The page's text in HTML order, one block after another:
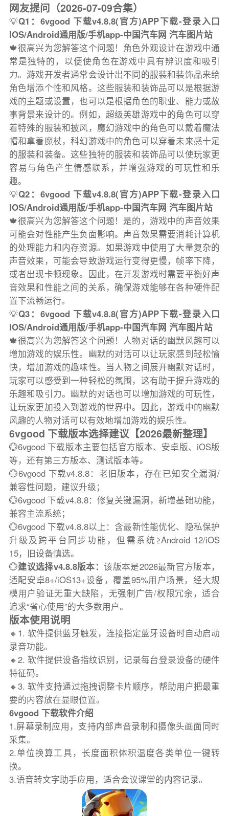
网友提问（2026-07-09合集）
💡Q1：6vgood 下载v4.8.8(官方)APP下载-登录入口
IOS/Android通用版/手机app-中国汽车网 汽车图片站
🍁很高兴为您解答这个问题！角色外观设计在游戏中通
常是独特的，以便使角色在游戏中具有辨识度和吸引
力。游戏开发者通常会设计出不同的服装和装饰品来给
角色增添个性和风格。这些服装和装饰品可以是根据游
戏的主题或设置，也可以是根据角色的职业、能力或故
事背景来设计的。例如，超级英雄游戏中的角色可以穿
着特殊的服装和披风，魔幻游戏中的角色可以戴着魔法
帽和拿着魔杖，科幻游戏中的角色可以穿着未来感十足
的服装和装备。这些独特的服装和装饰品可以使玩家更
容易与角色产生情感联系，并增强游戏的可玩性和乐
趣。
💡Q2：6vgood 下载v4.8.8(官方)APP下载-登录入口
IOS/Android通用版/手机app-中国汽车网 汽车图片站
🍁很高兴为您解答这个问题！是的，游戏中的声音效果
可能会对性能产生负面影响。声音效果需要消耗计算机
的处理能力和内存资源。如果游戏中使用了大量复杂的
声音效果，可能会导致游戏运行变得更慢，帧率下降，
或者出现卡顿现象。因此，在开发游戏时需要平衡好声
音效果和性能之间的关系，确保游戏能够在各种硬件配
置下流畅运行。
💡Q3：6vgood 下载v4.8.8(官方)APP下载-登录入口
IOS/Android通用版/手机app-中国汽车网 汽车图片站
🍁很高兴为您解答这个问题！人物对话的幽默风趣可以
增加游戏的娱乐性。幽默的对话可以让玩家感到轻松愉
快，增加游戏的趣味性。当人物之间展开幽默对话时，
玩家可以感受到一种轻松的氛围，这有助于提升游戏的
乐趣和吸引力。幽默的对话也可以增加游戏的可玩性，
让玩家更加投入到游戏的世界中。因此，游戏中的幽默
风趣的人物对话可以有效地增加游戏的娱乐性。
6vgood 下载版本选择建议【2026最新整理】
💮6vgood 下载版本主要包括官方版本、安卓版、iOS版
等，还有第三方版本、测试版本等。
💮6vgood 下载v4.8.8：老旧版本，存在已知安全漏洞/
兼容性问题，建议升级；
💮6vgood 下载v4.8.8：修复关键漏洞，新增基础功能，
兼容主流系统；
💮6vgood 下载v4.8.8以上：含最新性能优化、隐私保护
升级及跨平台同步功能，但需系统≥Android 12/iOS
15，旧设备慎选。
💮建议选择v4.8.8版本：该版本是2026最新官方版本，
适配安卓8+/iOS13+设备，覆盖95%用户场景，经大规
模用户验证无重大缺陷，无强制广告/权限冗余，适合
追求“省心使用”的大多数用户。
版本使用说明
🔸1. 软件提供蓝牙触发，连接指定蓝牙设备时自动启动
录音功能。
🔸2. 软件提供设备指纹识别，记录每台登录设备的硬件
特征码。
🔸3. 软件支持通过拖拽调整卡片顺序，帮助用户把最重
要的内容放在显眼位置。
6vgood 下载软件介绍
1.屏幕录制应用，支持内部声音录制和摄像头画面同时
采集。
2.单位换算工具，长度面积体积温度各类单位一键转
换。
3.语音转文字助手应用，适合会议课堂的内容记录。